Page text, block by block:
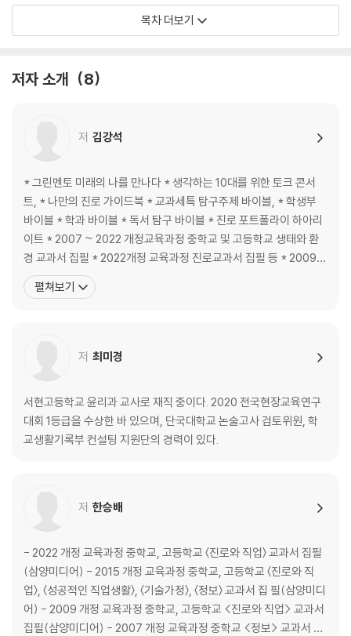
Chapter.1 학생부종합전형의 이해 …32p
Chapter.4 교육계열 실전 학교생활기록부 … 73p
PART.3 교육계열 직업 및 학과 로드맵
Chapter.1 언어계열 … 198p
Chapter.2 교육계열 … 212p
Chapter.3 사회계열 … 224p
Chapter.4 자연계열 … 236p
목차 더보기
저자 소개 8
저 김강석
* 그린멘토 미래의 나를 만나다 * 생각하는 10대를 위한 토크 콘서
트, * 나만의 진로 가이드북 * 교과세특 탐구주제 바이블, * 학생부
바이블 * 학과 바이블 * 독서 탐구 바이블 * 진로 포트폴라이 하아리
이트 * 2007 ~ 2022 개정교육과정 중학교 및 고등학교 생태와 환
경 교과서 집필 * 2022개정 교육과정 진로교과서 집필 등 * 2009
환경 교육과정 해설서 집필 * 환경과 녹색성장 성취기준 개발 * 교육
부&KB은행 ‘진로 영상 제작’ * 청소년 진로, 직업 온라인 교육 콘텐츠
펼쳐보기
저 최미경
서현고등학교 윤리과 교사로 재직 중이다. 2020 전국현장교육연구
대회 1등급을 수상한 바 있으며, 단국대학교 논술고사 검토위원, 학
교생활기록부 컨설팅 지원단의 경력이 있다.
저 한승배
- 2022 개정 교육과정 중학교, 고등학교 〈진로와 직업〉 교과서 집필
(삼양미디어) - 2015 개정 교육과정 중학교, 고등학교 〈진로와 직
업〉, 〈성공적인 직업생활〉, 〈기술가정〉, 〈정보〉 교과서 집 필(삼양미디
어) - 2009 개정 교육과정 중학교, 고등학교 <진로와 직업> 교과서
집필(삼양미디어) - 2007 개정 교육과정 중학교 <정보> 교과서 집